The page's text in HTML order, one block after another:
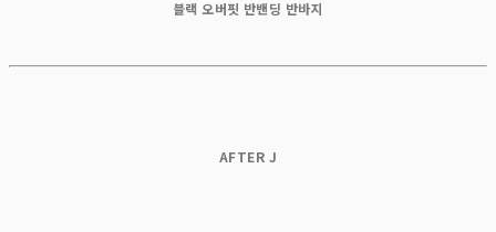
블랙 오버핏 반밴딩 반바지
AFTER J